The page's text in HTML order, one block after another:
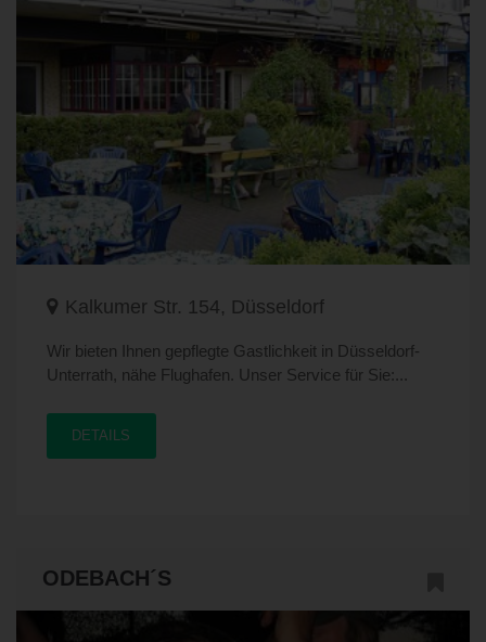
Kalkumer Str. 154, Düsseldorf
Wir bieten Ihnen gepflegte Gastlichkeit in Düsseldorf-
Unterrath, nähe Flughafen. Unser Service für Sie:...
DETAILS
ODEBACH´S